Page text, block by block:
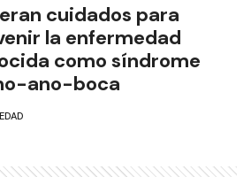
cuidados para
la enfermedad
como síndrome
ano-boca